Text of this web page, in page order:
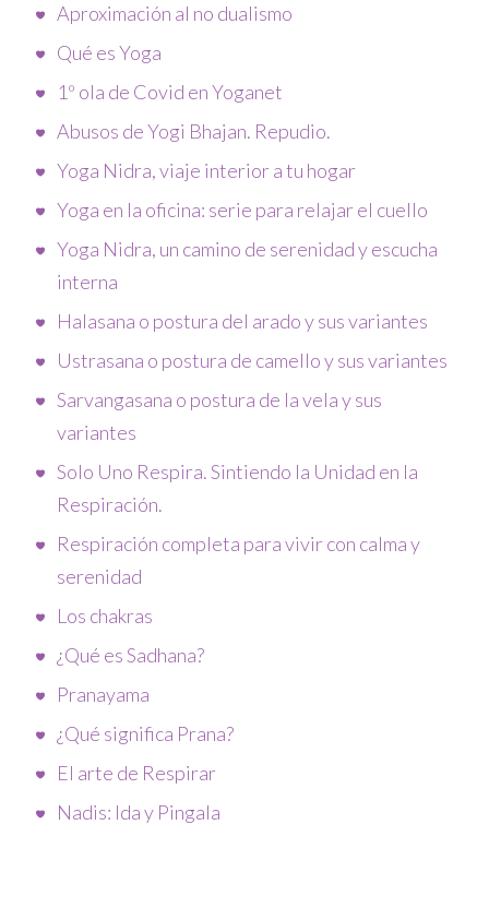
Aproximación al no dualismo
Qué es Yoga
1º ola de Covid en Yoganet
Abusos de Yogi Bhajan. Repudio.
Yoga Nidra, viaje interior a tu hogar
Yoga en la oficina: serie para relajar el cuello
Yoga Nidra, un camino de serenidad y escucha
interna
Halasana o postura del arado y sus variantes
Ustrasana o postura de camello y sus variantes
Sarvangasana o postura de la vela y sus
variantes
Solo Uno Respira. Sintiendo la Unidad en la
Respiración.
Respiración completa para vivir con calma y
serenidad
Los chakras
¿Qué es Sadhana?
Pranayama
¿Qué significa Prana?
El arte de Respirar
Nadis: Ida y Pingala